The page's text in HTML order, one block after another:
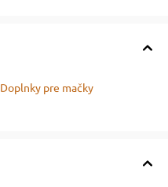
Doplnky pre mačky